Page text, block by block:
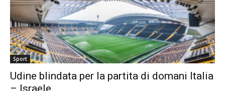
Sport
Udine blindata per la partita di domani Italia
– Israele